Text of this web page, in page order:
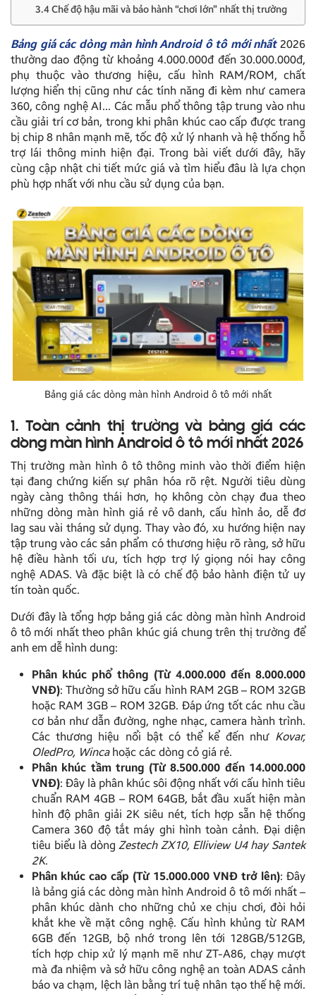
3.4 Chế độ hậu mãi và bảo hành “chơi lớn” nhất thị trường
Bảng giá các dòng màn hình Android ô tô mới nhất2026
thường dao động từ khoảng 4.000.000đ đến 30.000.000đ,
phụ thuộc vào thương hiệu, cấu hình RAM/ROM, chất
lượng hiển thị cũng như các tính năng đi kèm như camera
360, công nghệ AI… Các mẫu phổ thông tập trung vào nhu
cầu giải trí cơ bản, trong khi phân khúc cao cấp được trang
bị chip 8 nhân mạnh mẽ, tốc độ xử lý nhanh và hệ thống hỗ
trợ lái thông minh hiện đại. Trong bài viết dưới đây, hãy
cùng cập nhật chi tiết mức giá và tìm hiểu đâu là lựa chọn
phù hợp nhất với nhu cầu sử dụng của bạn.
Bảng giá các dòng màn hình Android ô tô mới nhất
1. Toàn cảnh thị trường và bảng giá các
dòng màn hình Android ô tô mới nhất 2026
Thị trường màn hình ô tô thông minh vào thời điểm hiện
tại đang chứng kiến sự phân hóa rõ rệt. Người tiêu dùng
ngày càng thông thái hơn, họ không còn chạy đua theo
những dòng màn hình giá rẻ vô danh, cấu hình ảo, dễ đơ
lag sau vài tháng sử dụng. Thay vào đó, xu hướng hiện nay
tập trung vào các sản phẩm có thương hiệu rõ ràng, sở hữu
hệ điều hành tối ưu, tích hợp trợ lý giọng nói hay công
nghệ ADAS. Và đặc biệt là có chế độ bảo hành điện tử uy
tín toàn quốc.
Dưới đây là tổng hợp bảng giá các dòng màn hình Android
ô tô mới nhất theo phân khúc giá chung trên thị trường để
anh em dễ hình dung:
Phân khúc phổ thông (Từ 4.000.000 đến 8.000.000
VNĐ): Thường sở hữu cấu hình RAM 2GB – ROM 32GB
hoặc RAM 3GB – ROM 32GB. Đáp ứng tốt các nhu cầu
cơ bản như dẫn đường, nghe nhạc, camera hành trình.
Các thương hiệu nổi bật có thể kể đến như Kovar,
OledPro, Wincahoặc các dòng cỏ giá rẻ.
Phân khúc tầm trung (Từ 8.500.000 đến 14.000.000
VNĐ): Đây là phân khúc sôi động nhất với cấu hình tiêu
chuẩn RAM 4GB – ROM 64GB, bắt đầu xuất hiện màn
hình độ phân giải 2K siêu nét, tích hợp sẵn hệ thống
Camera 360 độ tắt máy ghi hình toàn cảnh. Đại diện
tiêu biểu là dòngZestech ZX10, Elliview U4 hay Santek
2K.
Phân khúc cao cấp (Từ 15.000.000 VNĐ trở lên): Đây
là bảng giá các dòng màn hình Android ô tô mới nhất –
phân khúc dành cho những chủ xe chịu chơi, đòi hỏi
khắt khe về mặt công nghệ. Cấu hình khủng từ RAM
6GB đến 12GB, bộ nhớ trong lên tới 128GB/512GB,
tích hợp chip xử lý mạnh mẽ như ZT-A86, chạy mượt
mà đa nhiệm và sở hữu công nghệ an toàn ADAS cảnh
báo va chạm, lệch làn bằng trí tuệ nhân tạo thế hệ mới.